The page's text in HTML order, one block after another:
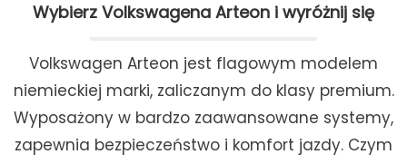
Wybierz Volkswagena Arteon i wyróżnij się
Volkswagen Arteon jest flagowym modelem
niemieckiej marki, zaliczanym do klasy premium.
Wyposażony w bardzo zaawansowane systemy,
zapewnia bezpieczeństwo i komfort jazdy. Czym